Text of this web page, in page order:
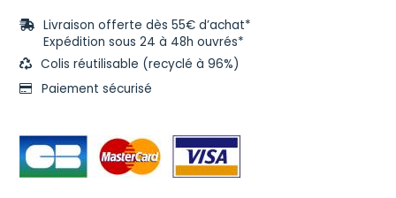
Livraison offerte dès 55€ d’achat*
Expédition sous 24 à 48h ouvrés*
Colis réutilisable (recyclé à 96%)
Paiement sécurisé